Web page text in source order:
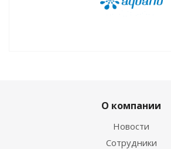
О компании
Новости
Сотрудники